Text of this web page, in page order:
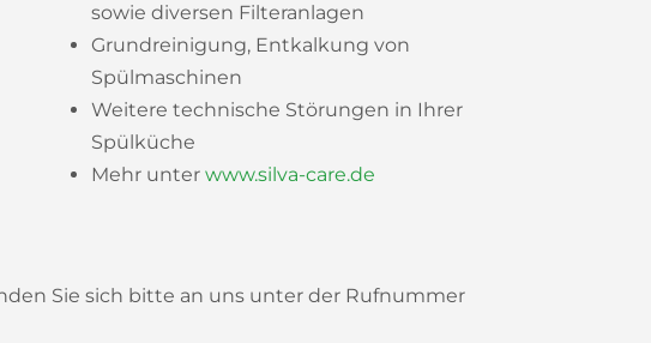
sowie diversen Filteranlagen
Grundreinigung, Entkalkung von
Spülmaschinen
Weitere technische Störungen in Ihrer
Spülküche
Mehr unter www.silva-care.de
Sie sich bitte an uns unter der Rufnummer